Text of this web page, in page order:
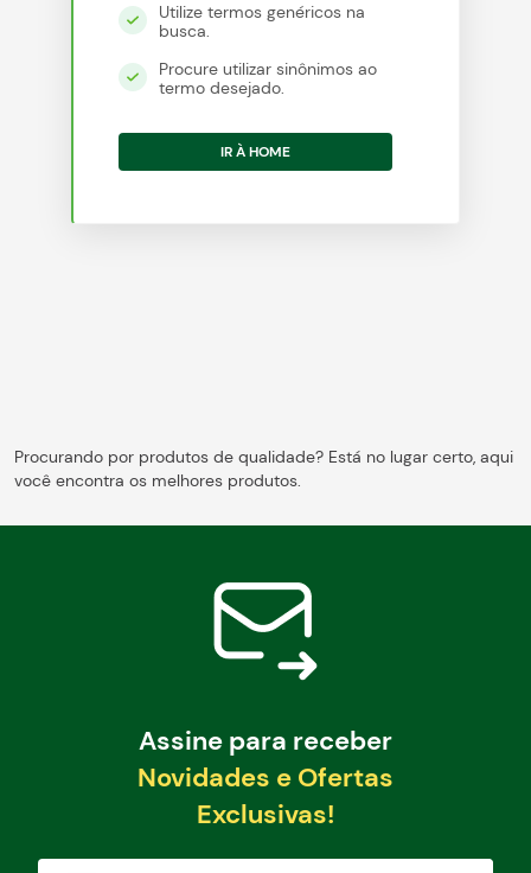
Utilize termos genéricos na
busca.
Procure utilizar sinônimos ao
termo desejado.
IR À HOME
Procurando por produtos de qualidade? Está no lugar certo, aqui
você encontra os melhores produtos.
Assine para receber
Novidades e Ofertas
Exclusivas!